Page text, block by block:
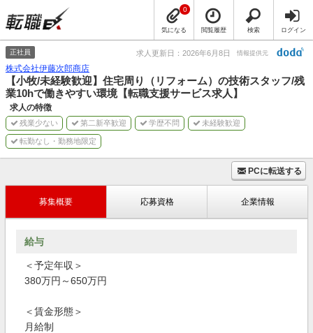
気になる
0
閲覧履歴 検索 ログイン
正社員 求人更新日：2026年6月8日 情報提供元
株式会社伊藤次郎商店
【小牧/未経験歓迎】住宅周り（リフォーム）の技術スタッフ/残
業10hで働きやすい環境【転職支援サービス求人】
求人の特徴
残業少ない 第二新卒歓迎 学歴不問 未経験歓迎
転勤なし・勤務地限定
PCに転送する
募集概要 応募資格 企業情報
給与
＜予定年収＞
380万円～650万円
＜賃金形態＞
月給制